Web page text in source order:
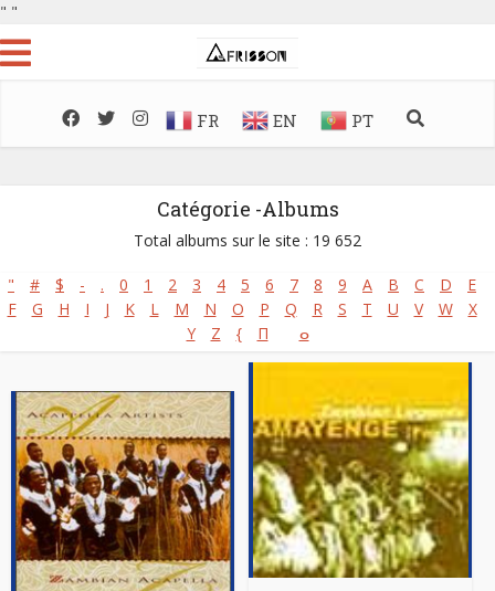
" "
FR EN PT
Catégorie -Albums
Total albums sur le site : 19 652
" # $ - . 0 1 2 3 4 5 6 7 8 9 A B C D
E
F
G H I J K L M N O P Q R S T U V W
X
Y
Z { Π ⴰ